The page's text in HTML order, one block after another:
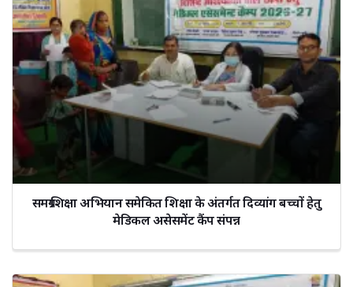
समग्र शिक्षा अभियान समेकित शिक्षा के अंतर्गत दिव्यांग बच्चों हेतु
मेडिकल असेसमेंट कैंप संपन्न